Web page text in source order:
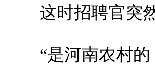
这时招聘官突然
“是河南农村的